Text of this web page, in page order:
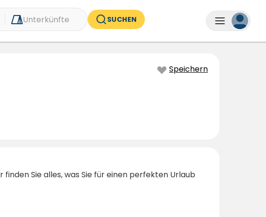
Unterkünfte SUCHEN
Speichern
Sie alles, was Sie für einen perfekten Urlaub